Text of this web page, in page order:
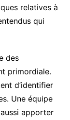
relatives à
qui
des
primordiale.
d’identifier
Une équipe
apporter